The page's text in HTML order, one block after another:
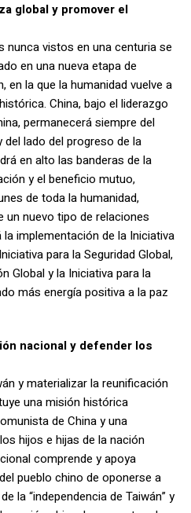
global y promover el
nunca vistos en una centuria se
en una nueva etapa de
la que la humanidad vuelve a
China, bajo el liderazgo
permanecerá siempre del
lado del progreso de la
en alto las banderas de la
y el beneficio mutuo,
de toda la humanidad,
nuevo tipo de relaciones
implementación de la Iniciativa
para la Seguridad Global,
Global y la Iniciativa para la
más energía positiva a la paz
nacional y defender los
y materializar la reunificación
una misión histórica
de China y una
hijos e hijas de la nación
comprende y apoya
pueblo chino de oponerse a
la “independencia de Taiwán” y